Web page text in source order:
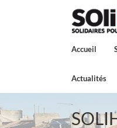
Accueil
Actualités